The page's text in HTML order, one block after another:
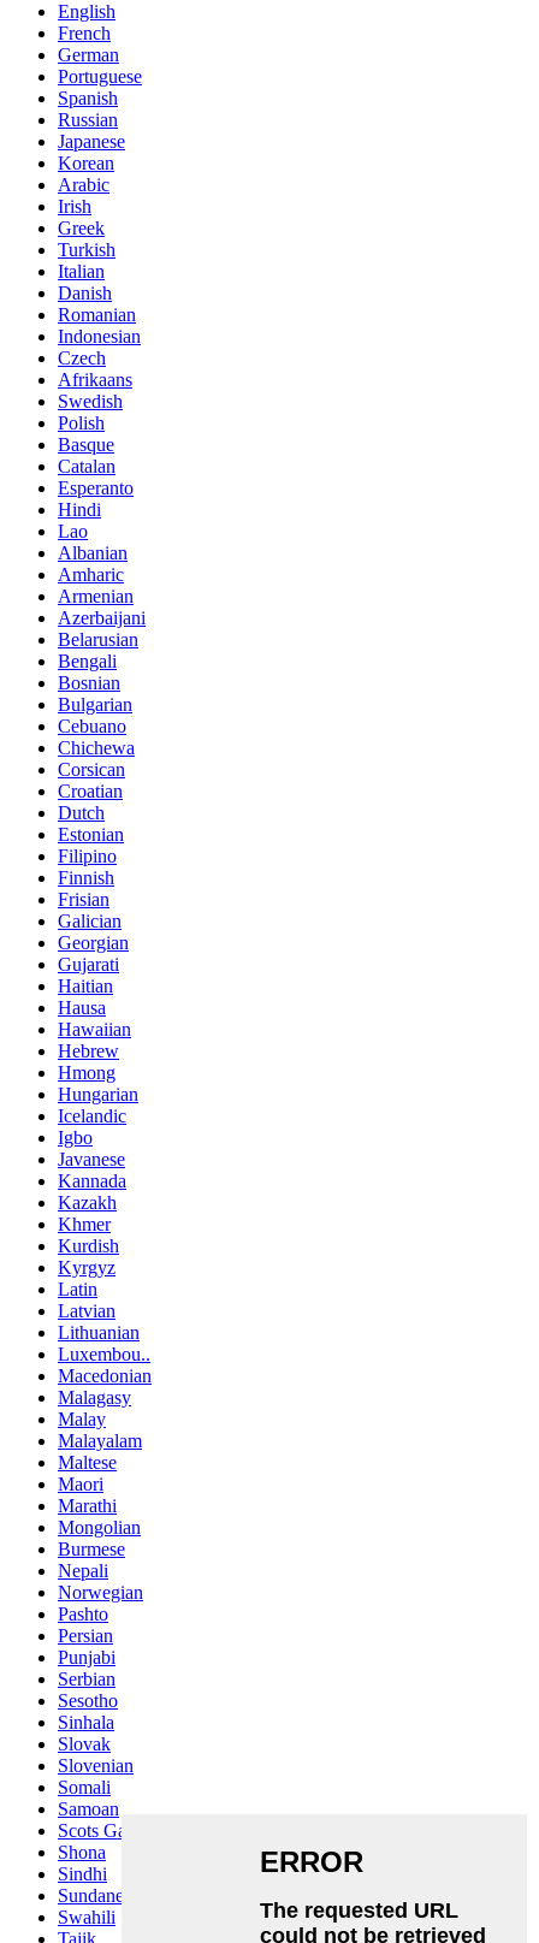
English
French
German
Portuguese
Spanish
Russian
Japanese
Korean
Arabic
Irish
Greek
Turkish
Italian
Danish
Romanian
Indonesian
Czech
Afrikaans
Swedish
Polish
Basque
Catalan
Esperanto
Hindi
Lao
Albanian
Amharic
Armenian
Azerbaijani
Belarusian
Bengali
Bosnian
Bulgarian
Cebuano
Chichewa
Corsican
Croatian
Dutch
Estonian
Filipino
Finnish
Frisian
Galician
Georgian
Gujarati
Haitian
Hausa
Hawaiian
Hebrew
Hmong
Hungarian
Icelandic
Igbo
Javanese
Kannada
Kazakh
Khmer
Kurdish
Kyrgyz
Latin
Latvian
Lithuanian
Luxembou..
Macedonian
Malagasy
Malay
Malayalam
Maltese
Maori
Marathi
Mongolian
Burmese
Nepali
Norwegian
Pashto
Persian
Punjabi
Serbian
Sesotho
Sinhala
Slovak
Slovenian
Somali
Samoan
Scots Gaelic
Shona
Sindhi
Sundanese
Swahili